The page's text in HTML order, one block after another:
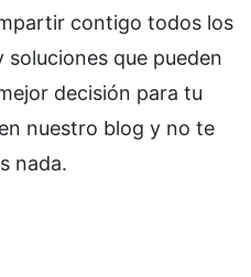
contigo todos los
que pueden
decisión para tu
nuestro blog y no te
nada.